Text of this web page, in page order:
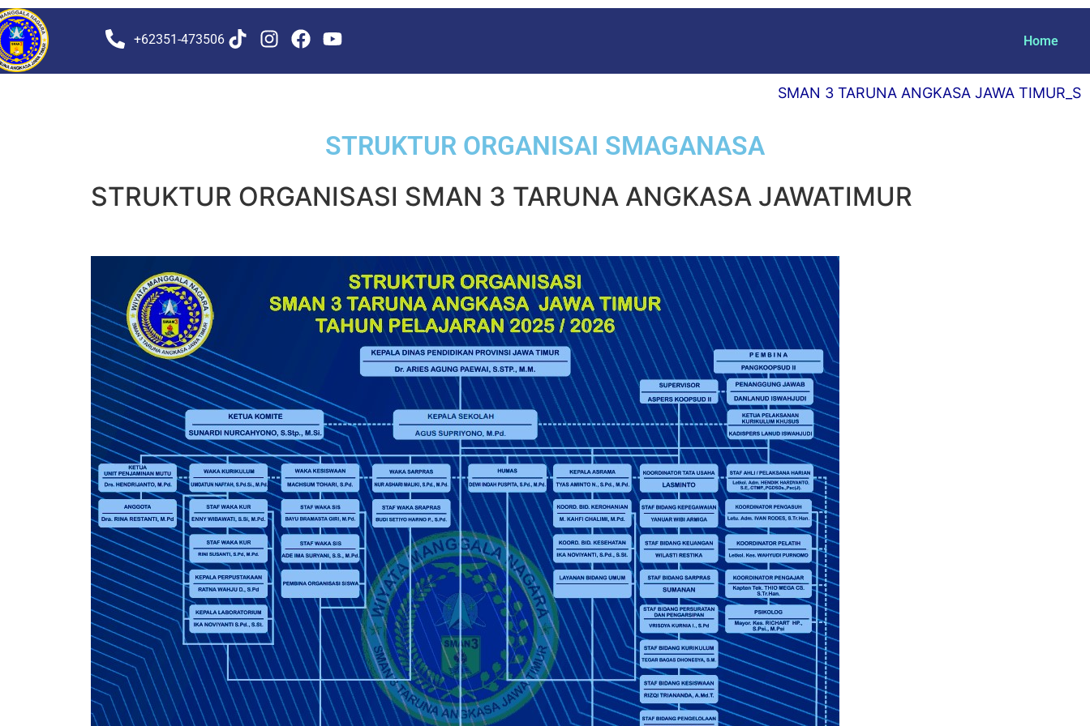
Home
+62351-473506
SMAN 3 TARUNA ANGKASA JAWA
STRUKTUR ORGANISAI SMAGANASA
STRUKTUR ORGANISASI SMAN 3 TARUNA ANGKASA JAWATIMUR